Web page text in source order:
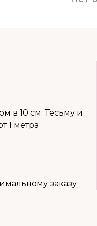
в 10 см. Тесьму и
1 метра
заказу